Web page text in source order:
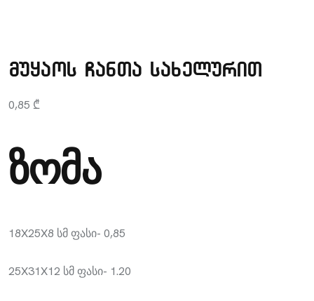
მუყაოს ჩანთა სახელურით
0,85 ₾
ზომა
18X25X8 სმ ფასი- 0,85
25X31X12 სმ ფასი- 1.20